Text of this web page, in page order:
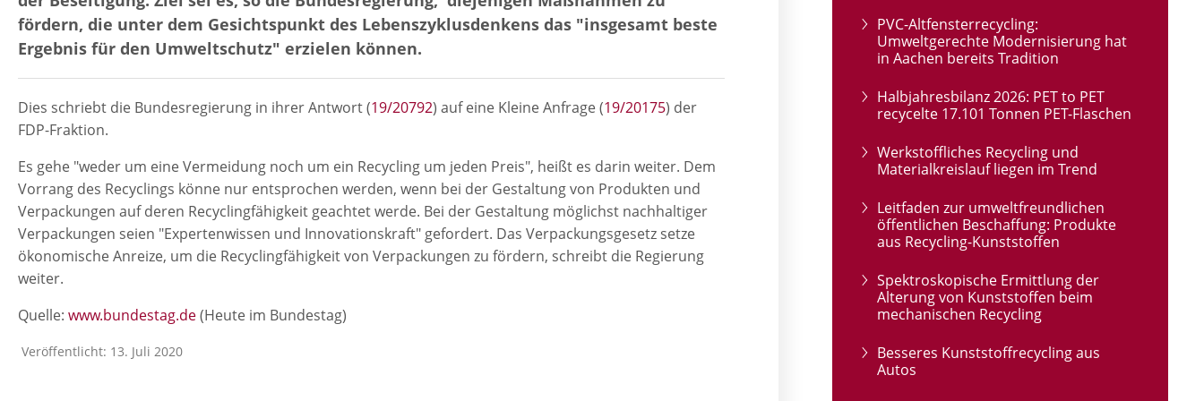
fördern, die unter dem Gesichtspunkt des Lebenszyklusdenkens das "insgesamt beste
Ergebnis für den Umweltschutz" erzielen können.
Dies schriebt die Bundesregierung in ihrer Antwort (19/20792) auf eine Kleine Anfrage (19/20175) der
FDP-Fraktion.
Es gehe "weder um eine Vermeidung noch um ein Recycling um jeden Preis", heißt es darin weiter. Dem
Vorrang des Recyclings könne nur entsprochen werden, wenn bei der Gestaltung von Produkten und
Verpackungen auf deren Recyclingfähigkeit geachtet werde. Bei der Gestaltung möglichst nachhaltiger
Verpackungen seien "Expertenwissen und Innovationskraft" gefordert. Das Verpackungsgesetz setze
ökonomische Anreize, um die Recyclingfähigkeit von Verpackungen zu fördern, schreibt die Regierung
weiter.
Quelle: www.bundestag.de(Heute im Bundestag)
Veröffentlicht: 13. Juli 2020
PVC-Altfensterrecycling:
Umweltgerechte Modernisierung hat
in Aachen bereits Tradition
Halbjahresbilanz 2026: PET to PET
recycelte 17.101 Tonnen PET-Flaschen
Werkstoffliches Recycling und
Materialkreislauf liegen im Trend
Leitfaden zur umweltfreundlichen
öffentlichen Beschaffung: Produkte
aus Recycling-Kunststoffen
Spektroskopische Ermittlung der
Alterung von Kunststoffen beim
mechanischen Recycling
Besseres Kunststoffrecycling aus
Autos